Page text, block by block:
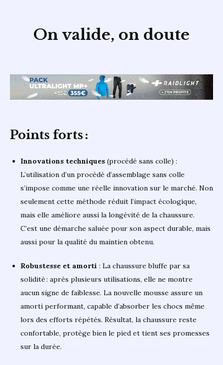
On valide, on doute
Points forts :
Innovations techniques (procédé sans colle) :
L’utilisation d’un procédé d’assemblage sans colle
s’impose comme une réelle innovation sur le marché. Non
seulement cette méthode réduit l’impact écologique,
mais elle améliore aussi la longévité de la chaussure.
C’est une démarche saluée pour son aspect durable, mais
aussi pour la qualité du maintien obtenu.
Robustesse et amorti : La chaussure bluffe par sa
solidité : après plusieurs utilisations, elle ne montre
aucun signe de faiblesse. La nouvelle mousse assure un
amorti performant, capable d’absorber les chocs même
lors des efforts répétés. Résultat, la chaussure reste
confortable, protège bien le pied et tient ses promesses
sur la durée.